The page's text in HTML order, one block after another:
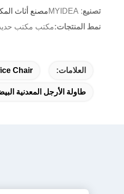
تصنيع: MYIDEA
مصنع أثاث
نمط المنتجات:مكتب مكتب
العلامات: Chair
طاولة الأرجل المعدنية